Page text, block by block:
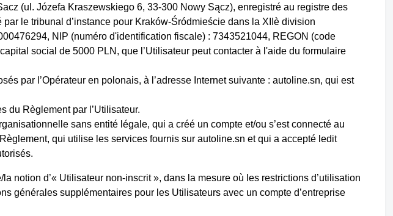
(ul. Józefa Kraszewskiego 6, 33-300 Nowy Sącz), enregistré au registre des
le tribunal d’instance pour Kraków-Śródmieście dans la XIIè division
NIP (numéro d'identification fiscale) : 7343521044, REGON (code
social de 5000 PLN, que l’Utilisateur peut contacter à l'aide du formulaire
par l’Opérateur en polonais, à l’adresse Internet suivante : autoline.sn, qui est
du Règlement par l’Utilisateur.
sans entité légale, qui a créé un compte et/ou s’est connecté au
qui utilise les services fournis sur autoline.sn et qui a accepté ledit
notion d’« Utilisateur non-inscrit », dans la mesure où les restrictions d’utilisation
générales supplémentaires pour les Utilisateurs avec un compte d’entreprise